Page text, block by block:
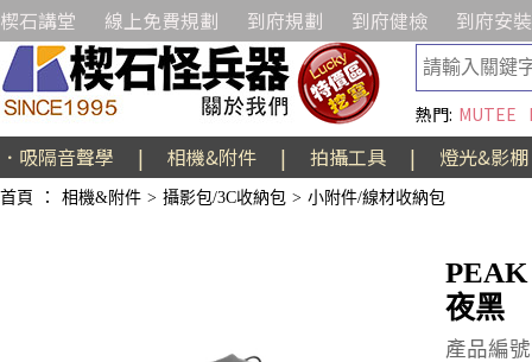
楔石講堂 線上免費規劃 到府規劃 到府健檢 到府安裝
熱門: MUTEE
．吸隔音聲學 | 相機&附件 | 拍攝工具 | 燈光&影棚
首頁 ： 相機&附件 > 攝影包/3C收納包 > 小附件/線材收納包
PEAK
夜黑
產品編